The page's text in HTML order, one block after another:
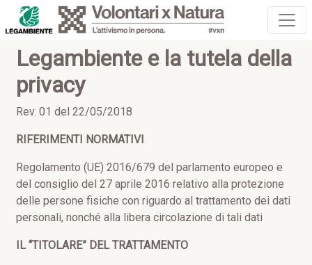
Legambiente e la tutela della
privacy
Rev. 01 del 22/05/2018
RIFERIMENTI NORMATIVI
Regolamento (UE) 2016/679 del parlamento europeo e
del consiglio del 27 aprile 2016 relativo alla protezione
delle persone fisiche con riguardo al trattamento dei dati
personali, nonché alla libera circolazione di tali dati
IL “TITOLARE” DEL TRATTAMENTO